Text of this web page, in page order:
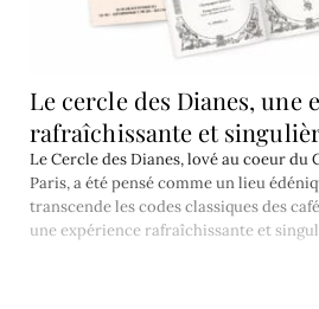
Le cercle des Dianes, une
rafraîchissante et
Le Cercle des Dianes, lové au coeur du
Paris, a été pensé comme un lieu
transcende les codes classiques des
une expérience rafraîchissante et